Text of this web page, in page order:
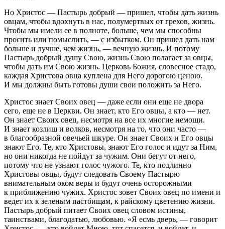
Но Христос — Пастырь добрый — пришел, чтобы дать жизнь
овцам, чтобы вдохнуть в нас, полумертвых от грехов, жизнь.
Чтобы мы имели ее в полноте, больше, чем мы способны
просить или помыслить, — с избытком. Он пришел дать нам
больше и лучше, чем жизнь, — вечную жизнь. И потому
Пастырь добрый душу Свою, жизнь Свою полагает за овцы,
чтобы дать им Свою жизнь. Церковь Божия, словесное стадо,
каждая Христова овца куплена для Него дорогою ценою.
И мы должны быть готовы души свои положить за Него.
Христос знает Своих овец — даже если они еще не двора
сего, еще не в Церкви. Он знает, кто Его овцы, а кто — нет.
Он знает Своих овец, несмотря на все их многие немощи.
И знает козлищ и волков, несмотря на то, что они часто —
в благообразной овечьей шкуре. Он знает Своих и Его овцы
знают Его. Те, кто Христовы, знают Его голос и идут за Ним,
но они никогда не пойдут за чужим. Они бегут от него,
потому что не узнают голос чужого. Те, кто подлинно
Христовы овцы, будут следовать Своему Пастырю
внимательным оком веры и будут очень осторожными
к приближению чужих. Христос зовет Своих овец по имени и
ведет их к зеленым пастбищам, к райскому цветению жизни.
Пастырь добрый питает Своих овец словом истины,
таинствами, благодатью, любовью. «Я есмь дверь, — говорит